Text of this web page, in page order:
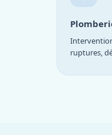
ruptures,